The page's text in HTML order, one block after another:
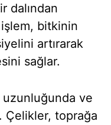
dalından
bitkinin
artırarak
sağlar.
ve
Çelikler, toprağa